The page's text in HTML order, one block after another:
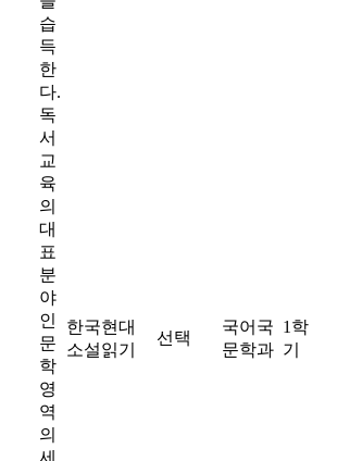
습
득
한
다.
독
서
교
육
의
대
표
분
야
인
문
학
영
역
의
한국현대
소설읽기
선택
국어국
문학과
1학
기